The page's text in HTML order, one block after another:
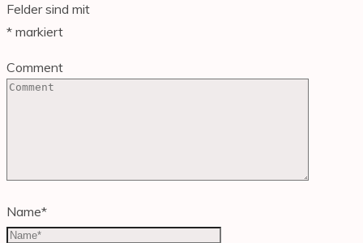
Felder sind mit
* markiert
Comment
Name*